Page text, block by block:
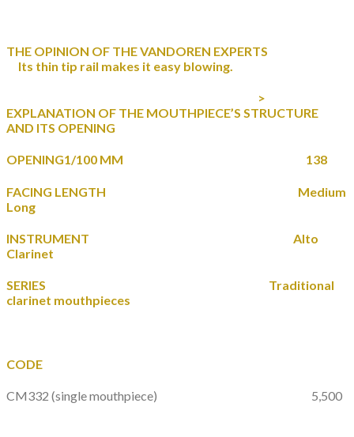
THE OPINION OF THE VANDOREN EXPERTS
Its thin tip rail makes it easy blowing.
>
EXPLANATION OF THE MOUTHPIECE’S STRUCTURE
AND ITS OPENING
OPENING1/100 MM 138
FACING LENGTH Medium
Long
INSTRUMENT Alto
Clarinet
SERIES Traditional
clarinet mouthpieces
CODE
CM332 (single mouthpiece) 5,500